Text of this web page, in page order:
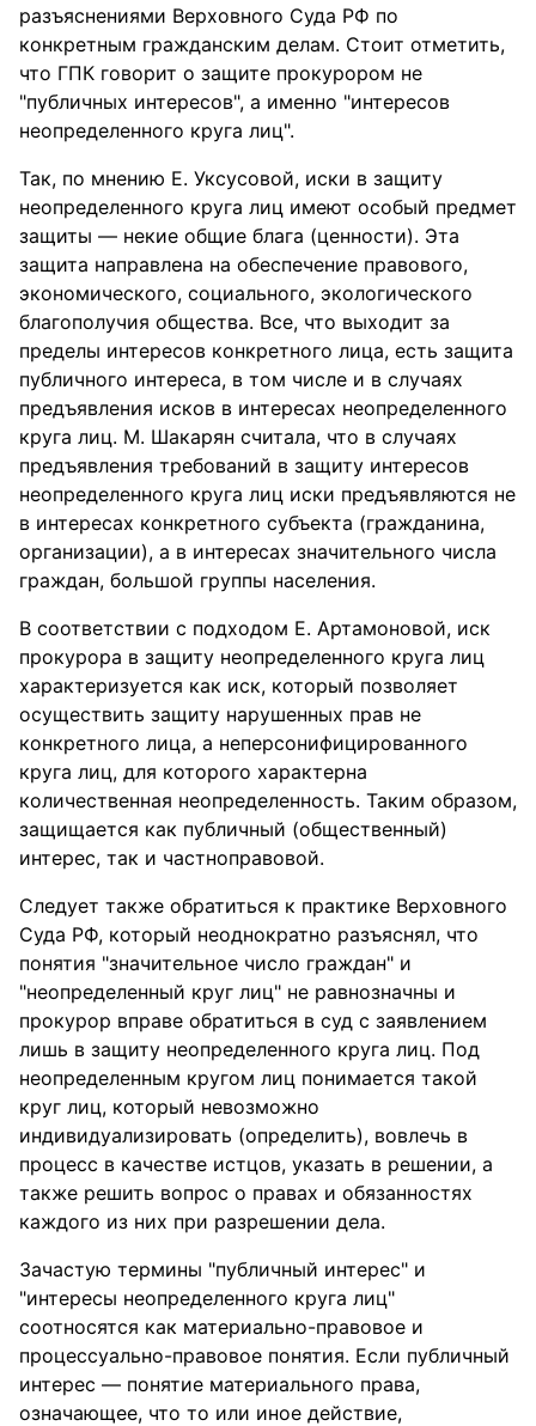
разъяснениями Верховного Суда РФ по
конкретным гражданским делам. Стоит отметить,
что ГПК говорит о защите прокурором не
"публичных интересов", а именно "интересов
неопределенного круга лиц".
Так, по мнению Е. Уксусовой, иски в защиту
неопределенного круга лиц имеют особый предмет
защиты — некие общие блага (ценности). Эта
защита направлена на обеспечение правового,
экономического, социального, экологического
благополучия общества. Все, что выходит за
пределы интересов конкретного лица, есть защита
публичного интереса, в том числе и в случаях
предъявления исков в интересах неопределенного
круга лиц. М. Шакарян считала, что в случаях
предъявления требований в защиту интересов
неопределенного круга лиц иски предъявляются не
в интересах конкретного субъекта (гражданина,
организации), а в интересах значительного числа
граждан, большой группы населения.
В соответствии с подходом Е. Артамоновой, иск
прокурора в защиту неопределенного круга лиц
характеризуется как иск, который позволяет
осуществить защиту нарушенных прав не
конкретного лица, а неперсонифицированного
круга лиц, для которого характерна
количественная неопределенность. Таким образом,
защищается как публичный (общественный)
интерес, так и частноправовой.
Следует также обратиться к практике Верховного
Суда РФ, который неоднократно разъяснял, что
понятия "значительное число граждан" и
"неопределенный круг лиц" не равнозначны и
прокурор вправе обратиться в суд с заявлением
лишь в защиту неопределенного круга лиц. Под
неопределенным кругом лиц понимается такой
круг лиц, который невозможно
индивидуализировать (определить), вовлечь в
процесс в качестве истцов, указать в решении, а
также решить вопрос о правах и обязанностях
каждого из них при разрешении дела.
Зачастую термины "публичный интерес" и
"интересы неопределенного круга лиц"
соотносятся как материально-правовое и
процессуально-правовое понятия. Если публичный
интерес — понятие материального права,
означающее, что то или иное действие,